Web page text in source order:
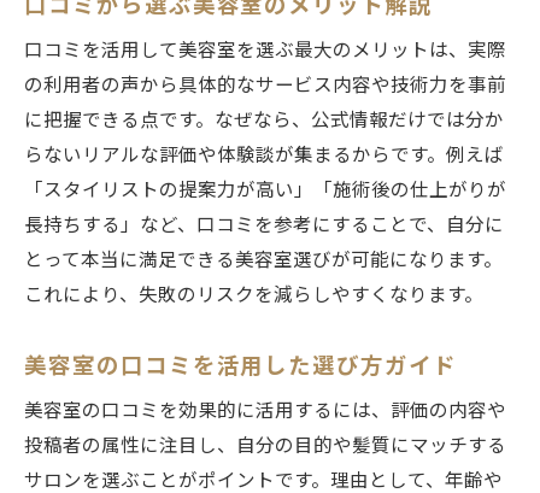
口コミから選ぶ美容室のメリット解説
口コミを活用して美容室を選ぶ最大のメリットは、実際
の利用者の声から具体的なサービス内容や技術力を事前
に把握できる点です。なぜなら、公式情報だけでは分か
らないリアルな評価や体験談が集まるからです。例えば
「スタイリストの提案力が高い」「施術後の仕上がりが
長持ちする」など、口コミを参考にすることで、自分に
とって本当に満足できる美容室選びが可能になります。
これにより、失敗のリスクを減らしやすくなります。
美容室の口コミを活用した選び方ガイド
美容室の口コミを効果的に活用するには、評価の内容や
投稿者の属性に注目し、自分の目的や髪質にマッチする
サロンを選ぶことがポイントです。理由として、年齢や